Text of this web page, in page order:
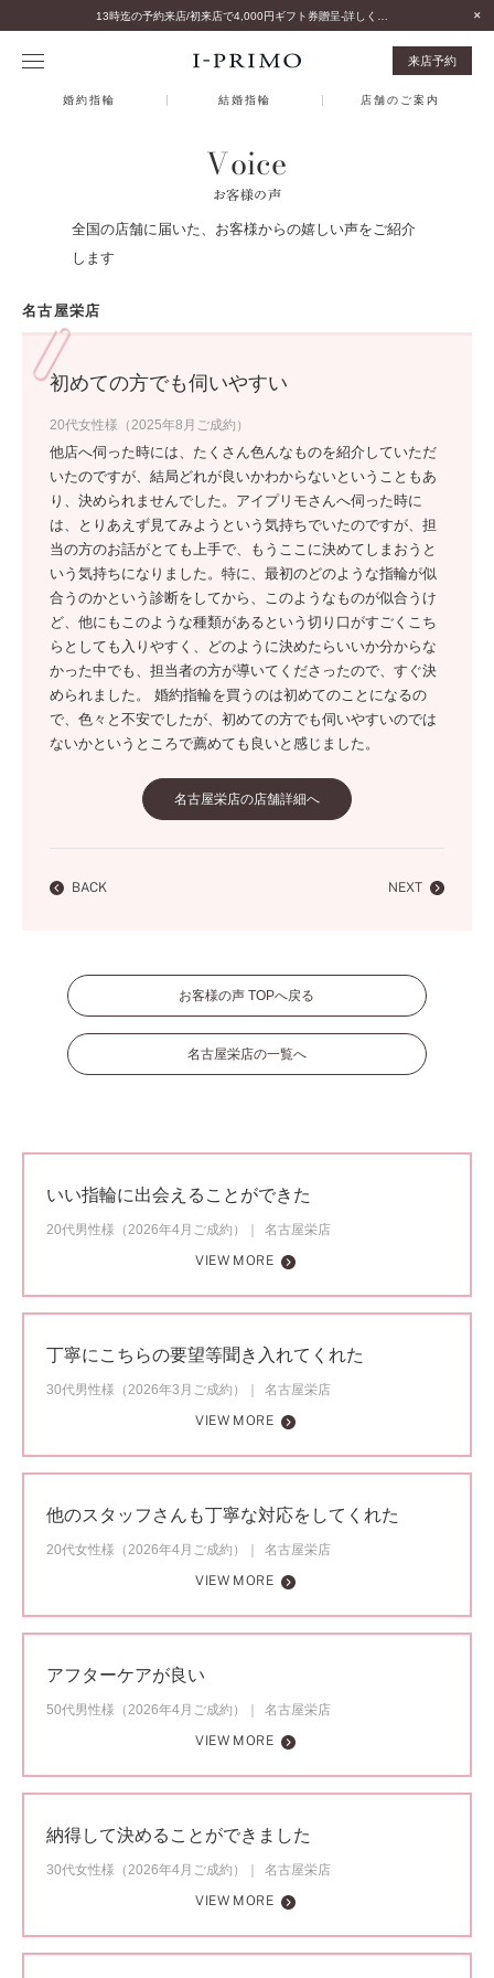
来店予約
婚約指輪 結婚指輪 店舗のご案内
Voice
お客様の声
全国の店舗に届いた、お客様からの嬉しい声をご紹介
します
名古屋栄店
初めての方でも伺いやすい
20代女性様（2025年8月ご成約）
他店へ伺った時には、たくさん色んなものを紹介していただ
いたのですが、結局どれが良いかわからないということもあ
り、決められませんでした。アイプリモさんへ伺った時に
は、とりあえず見てみようという気持ちでいたのですが、担
当の方のお話がとても上手で、もうここに決めてしまおうと
いう気持ちになりました。特に、最初のどのような指輪が似
合うのかという診断をしてから、このようなものが似合うけ
ど、他にもこのような種類があるという切り口がすごくこち
らとしても入りやすく、どのように決めたらいいか分からな
かった中でも、担当者の方が導いてくださったので、すぐ決
められました。 婚約指輪を買うのは初めてのことになるの
で、色々と不安でしたが、初めての方でも伺いやすいのでは
ないかというところで薦めても良いと感じました。
名古屋栄店の店舗詳細へ
BACK NEXT
お客様の声 TOPへ戻る
名古屋栄店の一覧へ
いい指輪に出会えることができた
20代男性様（2026年4月ご成約）
名古屋栄店
VIEW MORE
丁寧にこちらの要望等聞き入れてくれた
30代男性様（2026年3月ご成約）
名古屋栄店
VIEW MORE
他のスタッフさんも丁寧な対応をしてくれた
20代女性様（2026年4月ご成約）
名古屋栄店
VIEW MORE
アフターケアが良い
50代男性様（2026年4月ご成約）
名古屋栄店
VIEW MORE
納得して決めることができました
30代女性様（2026年4月ご成約）
名古屋栄店
VIEW MORE